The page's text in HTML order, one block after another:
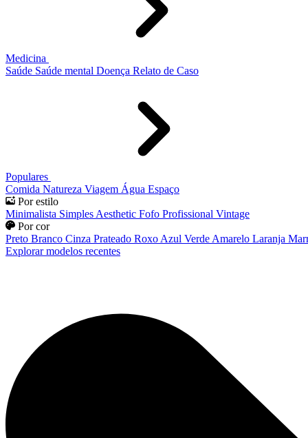
Medicina
Saúde Saúde mental Doença Relato de Caso
Populares
Comida Natureza Viagem Água Espaço
Por estilo
Minimalista Simples Aesthetic Fofo Profissional Vintage
Por cor
Preto Branco Cinza Prateado Roxo Azul Verde Amarelo Laranja
Explorar modelos recentes